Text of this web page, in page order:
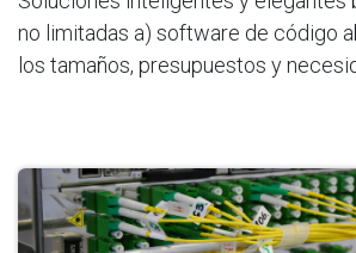
no limitadas a) software de código
los tamaños, presupuestos y